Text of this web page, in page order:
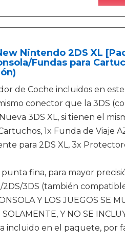
Nintendo 2DS XL
Fundas para
de Coche incluidos en
conector que la 3DS
3DS XL, si tienen el
1x Funda de Viaje
para 2DS XL, 3x
punta fina, para mayor
3DS (también
Y LOS JUEGOS SE
Y NO SE
incluido en el paquete, por